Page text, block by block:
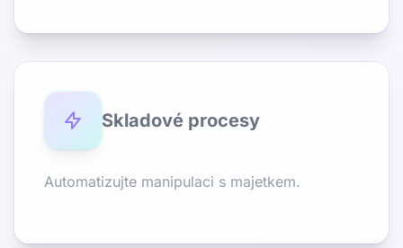
Skladové procesy
Automatizujte manipulaci s majetkem.